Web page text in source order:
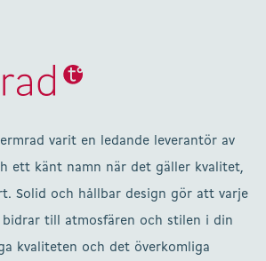
varit en ledande leverantör av
ett känt namn när det gäller kvalitet,
Solid och hållbar design gör att varje
bidrar till atmosfären och stilen i din
kvaliteten och det överkomliga